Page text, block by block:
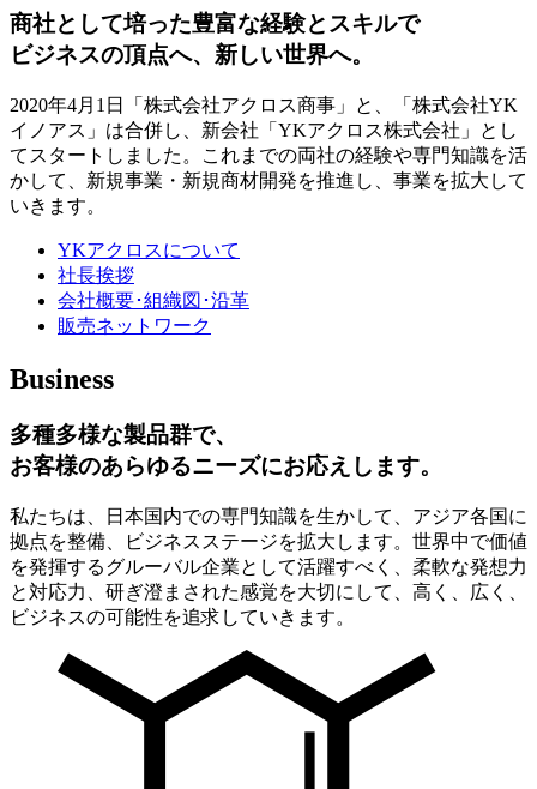
商社として培った豊富な経験とスキルで
ビジネスの頂点へ、新しい世界へ。
2020年4月1日「株式会社アクロス商事」と、「株式会社YK
イノアス」は合併し、新会社「YKアクロス株式会社」とし
てスタートしました。これまでの両社の経験や専門知識を活
かして、新規事業・新規商材開発を推進し、事業を拡大して
いきます。
YKアクロスについて
社長挨拶
会社概要･組織図･沿革
販売ネットワーク
Business
多種多様な製品群で、
お客様のあらゆるニーズにお応えします。
私たちは、日本国内での専門知識を生かして、アジア各国に
拠点を整備、ビジネスステージを拡大します。世界中で価値
を発揮するグルーバル企業として活躍すべく、柔軟な発想力
と対応力、研ぎ澄まされた感覚を大切にして、高く、広く、
ビジネスの可能性を追求していきます。